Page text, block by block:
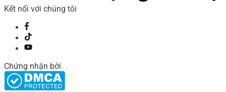
Kết nối với chúng tôi
Chứng nhận bởi